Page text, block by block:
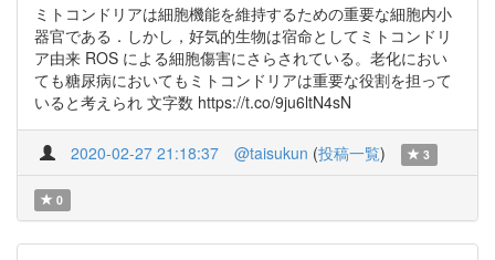
ミトコンドリアは細胞機能を維持するための重要な細胞内小
器官である．しかし，好気的生物は宿命としてミトコンドリ
ア由来 ROS による細胞傷害にさらされている。老化におい
ても糖尿病においてもミトコンドリアは重要な役割を担って
いると考えられ 文字数 https://t.co/9ju6ltN4sN
2020-02-27 21:18:37 @taisukun (投稿一覧) 3
0